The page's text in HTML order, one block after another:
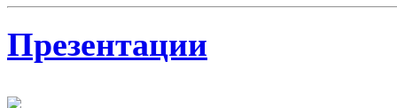
Презентации